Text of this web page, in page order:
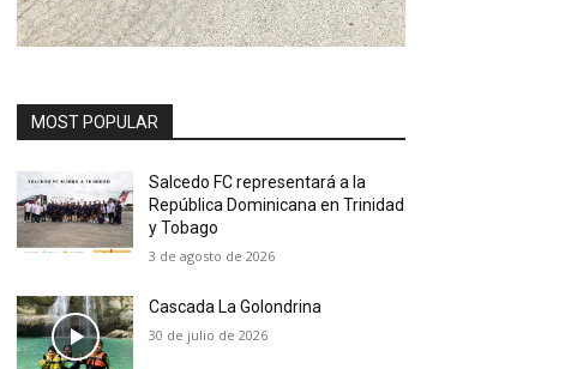
MOST POPULAR
Salcedo FC representará a la
República Dominicana en Trinidad
y Tobago
3 de agosto de 2026
Cascada La Golondrina
30 de julio de 2026